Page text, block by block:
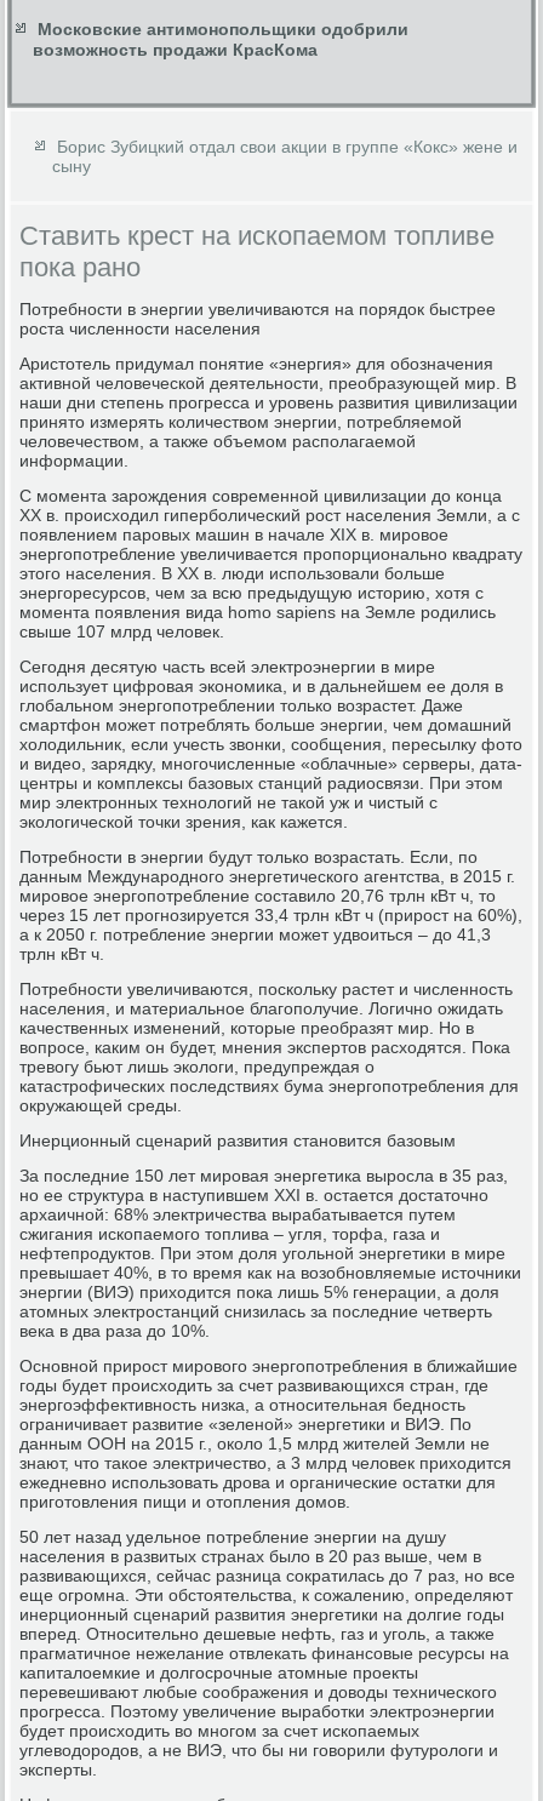
Московские антимонопольщики одобрили
возможность продажи КрасКома
Борис Зубицкий отдал свои акции в группе «Кокс» жене и
сыну
Ставить крест на ископаемом топливе
пока рано
Потребности в энергии увеличиваются на порядок быстрее
роста численности населения
Аристотель придумал понятие «энергия» для обозначения
активной человеческой деятельности, преобразующей мир. В
наши дни степень прогресса и уровень развития цивилизации
принято измерять количеством энергии, потребляемой
человечеством, а также объемом располагаемой
информации.
С момента зарождения современной цивилизации до конца
ХХ в. происходил гиперболический рост населения Земли, а с
появлением паровых машин в начале XIX в. мировое
энергопотребление увеличивается пропорционально квадрату
этого населения. В ХХ в. люди использовали больше
энергоресурсов, чем за всю предыдущую историю, хотя с
момента появления вида homo sapiens на Земле родились
свыше 107 млрд человек.
Сегодня десятую часть всей электроэнергии в мире
использует цифровая экономика, и в дальнейшем ее доля в
глобальном энергопотреблении только возрастет. Даже
смартфон может потреблять больше энергии, чем домашний
холодильник, если учесть звонки, сообщения, пересылку фото
и видео, зарядку, многочисленные «облачные» серверы, дата-
центры и комплексы базовых станций радиосвязи. При этом
мир электронных технологий не такой уж и чистый с
экологической точки зрения, как кажется.
Потребности в энергии будут только возрастать. Если, по
данным Международного энергетического агентства, в 2015 г.
мировое энергопотребление составило 20,76 трлн кВт ч, то
через 15 лет прогнозируется 33,4 трлн кВт ч (прирост на 60%),
а к 2050 г. потребление энергии может удвоиться – до 41,3
трлн кВт ч.
Потребности увеличиваются, поскольку растет и численность
населения, и материальное благополучие. Логично ожидать
качественных изменений, которые преобразят мир. Но в
вопросе, каким он будет, мнения экспертов расходятся. Пока
тревогу бьют лишь экологи, предупреждая о
катастрофических последствиях бума энергопотребления для
окружающей среды.
Инерционный сценарий развития становится базовым
За последние 150 лет мировая энергетика выросла в 35 раз,
но ее структура в наступившем XXI в. остается достаточно
архаичной: 68% электричества вырабатывается путем
сжигания ископаемого топлива – угля, торфа, газа и
нефтепродуктов. При этом доля угольной энергетики в мире
превышает 40%, в то время как на возобновляемые источники
энергии (ВИЭ) приходится пока лишь 5% генерации, а доля
атомных электростанций снизилась за последние четверть
века в два раза до 10%.
Основной прирост мирового энергопотребления в ближайшие
годы будет происходить за счет развивающихся стран, где
энергоэффективность низка, а относительная бедность
ограничивает развитие «зеленой» энергетики и ВИЭ. По
данным ООН на 2015 г., около 1,5 млрд жителей Земли не
знают, что такое электричество, а 3 млрд человек приходится
ежедневно использовать дрова и органические остатки для
приготовления пищи и отопления домов.
50 лет назад удельное потребление энергии на душу
населения в развитых странах было в 20 раз выше, чем в
развивающихся, сейчас разница сократилась до 7 раз, но все
еще огромна. Эти обстоятельства, к сожалению, определяют
инерционный сценарий развития энергетики на долгие годы
вперед. Относительно дешевые нефть, газ и уголь, а также
прагматичное нежелание отвлекать финансовые ресурсы на
капиталоемкие и долгосрочные атомные проекты
перевешивают любые соображения и доводы технического
прогресса. Поэтому увеличение выработки электроэнергии
будет происходить во многом за счет ископаемых
углеводородов, а не ВИЭ, что бы ни говорили футурологи и
эксперты.